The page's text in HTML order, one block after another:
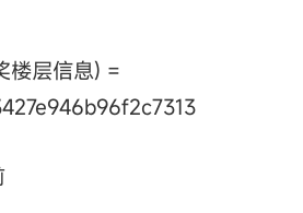
楼层信息) =